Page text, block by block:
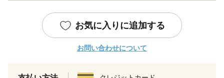
お気に入りに追加する
お問い合わせについて